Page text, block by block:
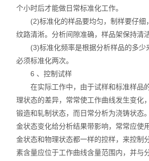
个小时后才能做日常标准化工作。
(2)标准化的样品要均匀，制样要仔细
纹路清淅。分析间隙准确，样品架保持清洁
(3)标准化频率是根据分析样品的多少
必须标准化两次。
6 、控制试样
在实际工作中，由于试样和标准样品
理状态的差异，常常使工作曲线发生变化
锻造和轧制状态，而日常分析为浇铸状态
金状态变化给分析结果带影响，常常应使
金状态和物理状态都一样的控样，来控制
素含量应位于工作曲线含量范围内，并与